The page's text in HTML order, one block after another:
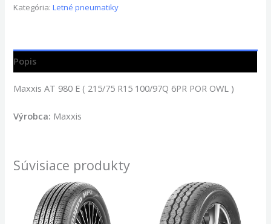
Kategória:Letné pneumatiky
Popis
Maxxis AT 980 E ( 215/75 R15 100/97Q 6PR POR OWL )
Výrobca: Maxxis
Súvisiace produkty